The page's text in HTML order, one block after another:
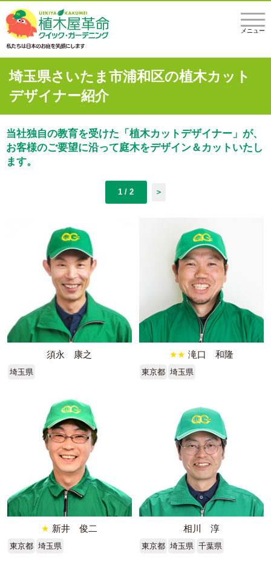
メニュー
埼玉県さいたま市浦和区の植木カット
デザイナー紹介
当社独自の教育を受けた「植木カットデザイナー」が、
お客様のご要望に沿って庭木をデザイン＆カットいたし
ます。
1 / 2 ＞
須永 康之
埼玉県
★★ 滝口 和隆
東京都 埼玉県
★ 新井 俊二
東京都 埼玉県
相川 淳
東京都 埼玉県 千葉県